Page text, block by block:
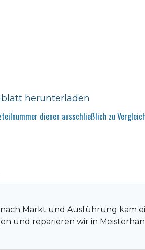
herunterladen
dienen ausschließlich zu
nach Markt und Ausführung kam
und reparieren wir in